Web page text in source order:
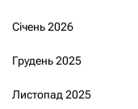
Січень 2026
Грудень 2025
Листопад 2025